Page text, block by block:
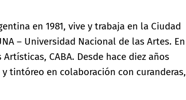
en 1981, vive y trabaja en la Ciudad
– Universidad Nacional de las Artes. En
CABA. Desde hace diez años
tintóreo en colaboración con curanderas,